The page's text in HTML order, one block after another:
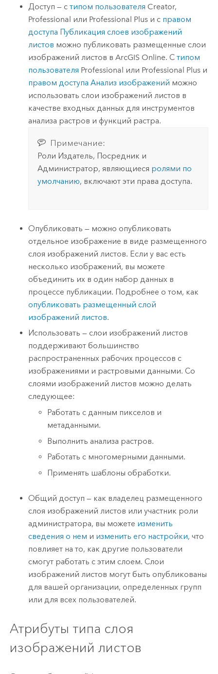
Доступ — стипом пользователя Creator,
Professional или Professional Plus и с правом
доступа Публикация слоев изображений
листов можно публиковать размещенные слои
изображений листов вArcGIS Online. Стипом
пользователя Professional или Professional Plus и
правом доступа Анализ изображений можно
использовать слои изображений листов в
качестве входных данных для инструментов
анализа растров и функций растра.
Примечание:
Роли Издатель, Посредник и
Администратор, являющиеся ролями по
умолчанию, включают эти права доступа.
Опубликовать — можно опубликовать
отдельное изображение в виде размещенного
слоя изображений листов. Если у вас есть
несколько изображений, вы можете
объединить их в один набор данных в
процессе публикации. Подробнее о том, как
опубликовать размещенный слой
изображений листов.
Использовать — слои изображений листов
поддерживают большинство
распространенных рабочих процессов с
изображениями и растровыми данными. Со
слоями изображений листов можно делать
следующее:
Работать с данным пикселов и
метаданными.
Выполнить анализа растров.
Работать с многомерными данными.
Применять шаблоны обработки.
Общий доступ — как владелец размещенного
слоя изображений листов или участник роли
администратора, вы можете изменить
сведения о нем и изменить его настройки, что
повлияет на то, как другие пользователи
смогут работать с этим слоем. Слои
изображений листов могут быть опубликованы
для вашей организации, определенных групп
или для всех пользователей.
Атрибуты типа слоя
изображений листов